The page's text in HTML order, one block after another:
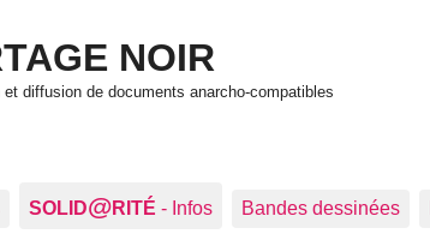
NOIR
et diffusion de documents anarcho-compatibles
SOLID@RITÉ - Infos Bandes dessinées